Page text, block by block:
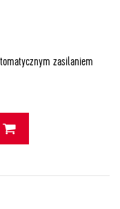
zasilaniem